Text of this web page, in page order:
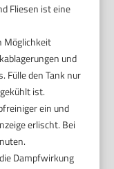
Fliesen ist eine
Möglichkeit
und
Fülle den Tank nur
ist.
ein und
erlischt. Bei
Dampfwirkung